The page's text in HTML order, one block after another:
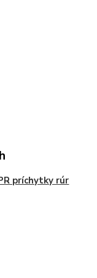
príchytky rúr